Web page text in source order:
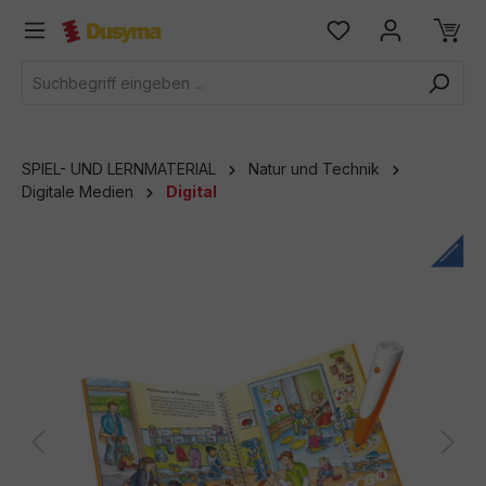
springen
SPIEL- UND LERNMATERIAL
Natur und Technik
Digitale Medien
Digital